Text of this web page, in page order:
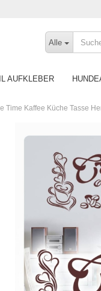
Alle
AUFKLEBER
Time Kaffee Küche Tasse